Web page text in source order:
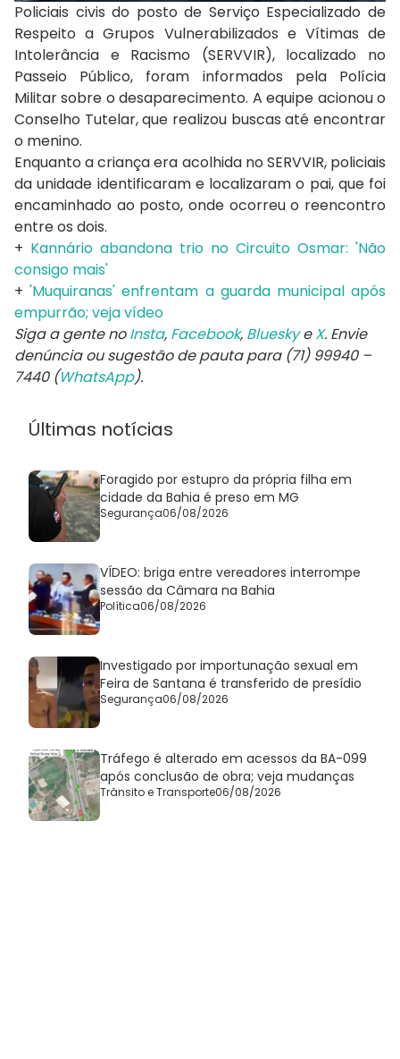
Policiais civis do posto de Serviço Especializado de
Respeito a Grupos Vulnerabilizados e Vítimas de
Intolerância e Racismo (SERVVIR), localizado no
Passeio Público, foram informados pela Polícia
Militar sobre o desaparecimento. A equipe acionou o
Conselho Tutelar, que realizou buscas até encontrar
o menino.
Enquanto a criança era acolhida no SERVVIR, policiais
da unidade identificaram e localizaram o pai, que foi
encaminhado ao posto, onde ocorreu o reencontro
entre os dois.
+ Kannário abandona trio no Circuito Osmar: 'Não
consigo mais'
+'Muquiranas' enfrentam a guarda municipal após
empurrão; veja vídeo
Siga a gente noInsta, Facebook, BlueskyeX. Envie
denúncia ou sugestão de pauta para (71) 99940 –
7440 (WhatsApp).
Últimas notícias
Foragido por estupro da própria filha em
cidade da Bahia é preso em MG
Segurança06/08/2026
VÍDEO: briga entre vereadores interrompe
sessão da Câmara na Bahia
Política06/08/2026
Investigado por importunação sexual em
Feira de Santana é transferido de presídio
Segurança06/08/2026
Tráfego é alterado em acessos da BA-099
após conclusão de obra; veja mudanças
Trânsito e Transporte06/08/2026